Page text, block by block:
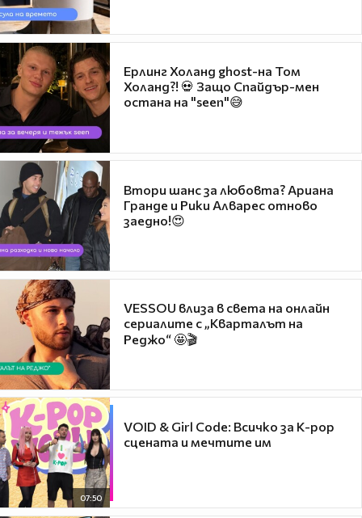
Ерлинг Холанд ghost-на Том
Холанд?! 💀 Защо Спайдър-мен
остана на "seen"😅
Втори шанс за любовта? Ариана
Гранде и Рики Алварес отново
заедно!😍
VESSOU влиза в света на онлайн
сериалите с „Кварталът на
Реджо“ 🤩🎬
07:50
VOID & Girl Code: Всичко за K-pop
сцената и мечтите им